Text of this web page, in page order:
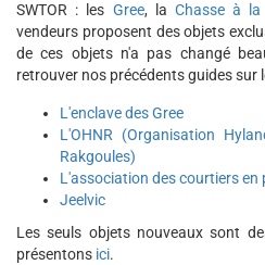
SWTOR : les Gree, la Chasse à la
vendeurs proposent des objets
de ces objets n'a pas changé
retrouver nos précédents guides sur
L'enclave des Gree
L'OHNR (Organisation
Rakgoules)
L'association des courtiers en
Jeelvic
Les seuls objets nouveaux sont
présentons ici.